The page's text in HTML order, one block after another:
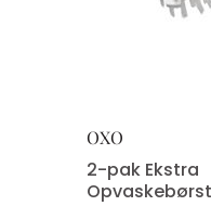
OXO
2-pak Ekstra